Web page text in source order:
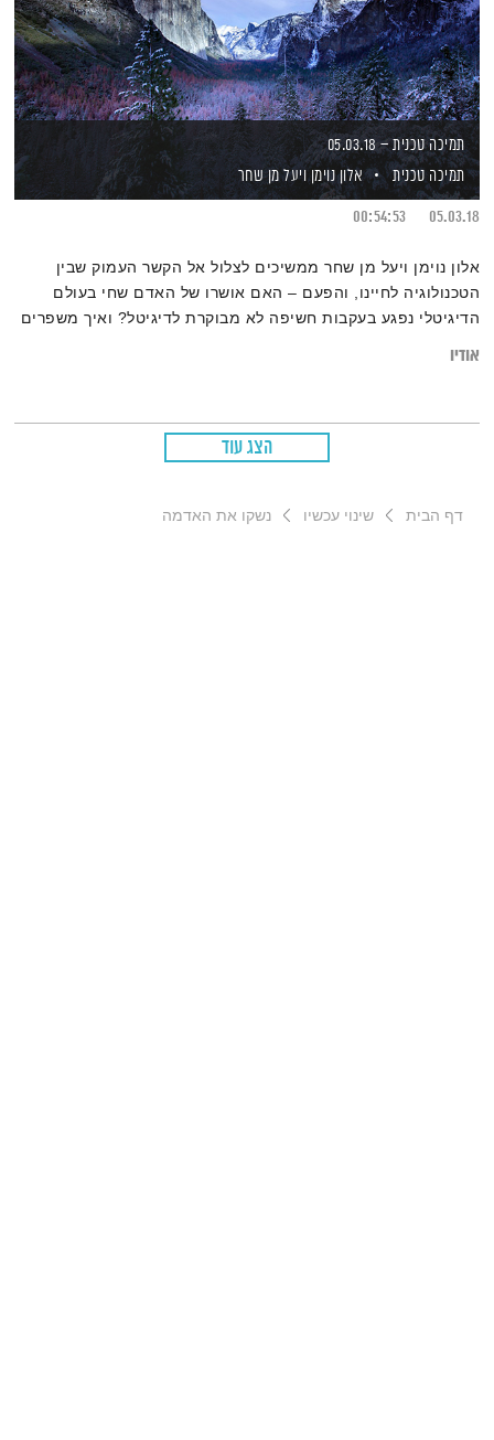
תמיכה טכנית – 05.03.18
תמיכה טכנית
אלון נוימןויעל מן שחר
05.03.18
00:54:53
אלון נוימן ויעל מן שחר ממשיכים לצלול אל הקשר העמוק שבין
הטכנולוגיה לחיינו, והפעם – האם אושרו של האדם שחי בעולם
הדיגיטלי נפגע בעקבות חשיפה לא מבוקרת לדיגיטל? ואיך משפרים
אודיו
הצג עוד
דף הבית שינוי עכשיו נשקו את האדמה